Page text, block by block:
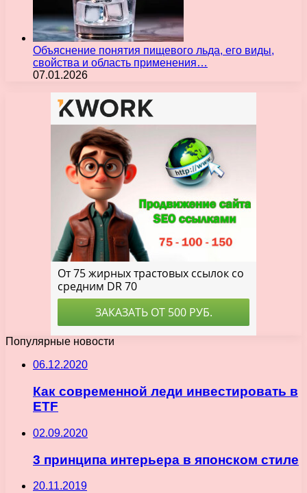
Объяснение понятия пищевого льда, его виды,
свойства и область применения…
07.01.2026
Популярные новости
06.12.2020
Как современной леди инвестировать в
ETF
02.09.2020
3 принципа интерьера в японском стиле
20.11.2019